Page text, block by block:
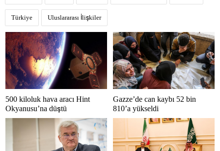
Türkiye Uluslararası İlişkiler
500 kiloluk hava aracı Hint
Okyanusu’na düştü
Gazze’de can kaybı 52 bin
810’a yükseldi